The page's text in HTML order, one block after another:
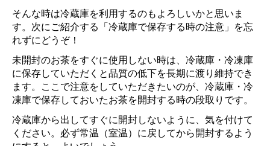
そんな時は冷蔵庫を利用するのもよろしいかと思いま
す。次にご紹介する「冷蔵庫で保存する時の注意」を忘
れずにどうぞ！
未開封のお茶をすぐに使用しない時は、冷蔵庫・冷凍庫
に保存していただくと品質の低下を長期に渡り維持でき
ます。ここで注意をしていただきたいのが、冷蔵庫・冷
凍庫で保存しておいたお茶を開封する時の段取りです。
冷蔵庫から出してすぐに開封しないように、気を付けて
ください。必ず常温（室温）に戻してから開封するよう